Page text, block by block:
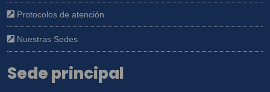
Protocolos de atención
Nuestras Sedes
Sede principal